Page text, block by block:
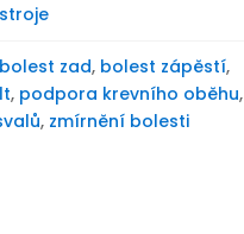
bolest zad, bolest zápěstí,
, podpora krevního oběhu,
, zmírnění bolesti